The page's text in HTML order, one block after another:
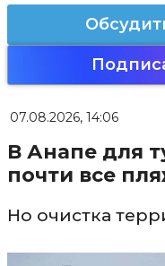
07.08.2026, 14:06
В Анапе для
почти все
Но очистка